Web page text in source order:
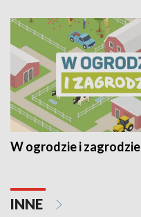
W ogrodzie i zagrodzie
INNE